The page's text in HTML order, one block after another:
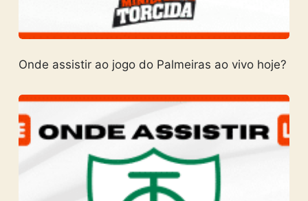
Onde assistir ao jogo do Palmeiras ao vivo hoje?